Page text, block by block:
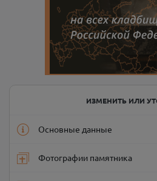
ИЗМЕНИТЬ ИЛИ
Основные данные
Фотографии памятника